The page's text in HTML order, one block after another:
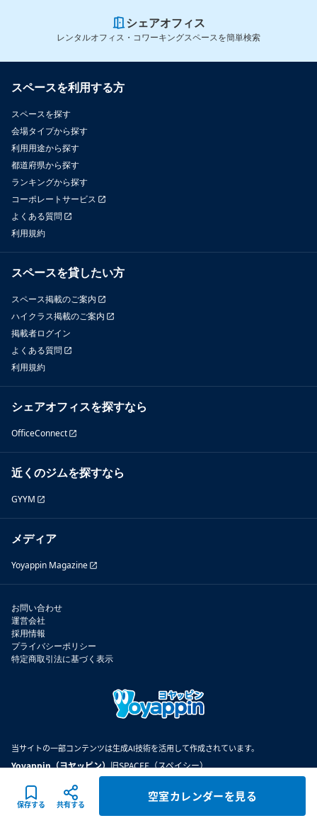
保存する 共有する
空室カレンダーを見る
シェアオフィス
レンタルオフィス・コワーキングスペースを簡単検索
スペースを利用する方
スペースを探す
会場タイプから探す
利用用途から探す
都道府県から探す
ランキングから探す
コーポレートサービス
よくある質問
利用規約
スペースを貸したい方
スペース掲載のご案内
ハイクラス掲載のご案内
掲載者ログイン
よくある質問
利用規約
シェアオフィスを探すなら
OfficeConnect
近くのジムを探すなら
GYYM
メディア
Yoyappin Magazine
お問い合わせ
運営会社
採用情報
プライバシーポリシー
特定商取引法に基づく表示
当サイトの一部コンテンツは生成AI技術を活用して作成されています。
Yoyappin（ヨヤッピン）旧SPACEE（スペイシー）
©2026Spacee inc.